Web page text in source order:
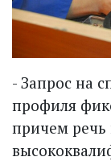
- Запрос на
профиля
причем